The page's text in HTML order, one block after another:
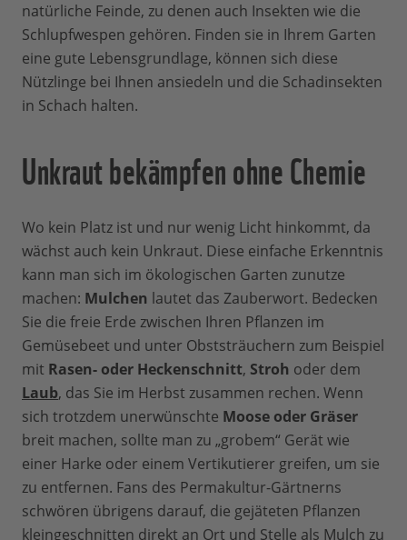
natürliche Feinde, zu denen auch Insekten wie die
Schlupfwespen gehören. Finden sie in Ihrem Garten
eine gute Lebensgrundlage, können sich diese
Nützlinge bei Ihnen ansiedeln und die Schadinsekten
in Schach halten.
Unkraut bekämpfen ohne Chemie
Wo kein Platz ist und nur wenig Licht hinkommt, da
wächst auch kein Unkraut. Diese einfache Erkenntnis
kann man sich im ökologischen Garten zunutze
machen: Mulchen lautet das Zauberwort. Bedecken
Sie die freie Erde zwischen Ihren Pflanzen im
Gemüsebeet und unter Obststräuchern zum Beispiel
mit Rasen- oder Heckenschnitt, Stroh oder dem
Laub, das Sie im Herbst zusammen rechen. Wenn
sich trotzdem unerwünschte Moose oder Gräser
breit machen, sollte man zu „grobem“ Gerät wie
einer Harke oder einem Vertikutierer greifen, um sie
zu entfernen. Fans des Permakultur-Gärtnerns
schwören übrigens darauf, die gejäteten Pflanzen
kleingeschnitten direkt an Ort und Stelle als Mulch zu